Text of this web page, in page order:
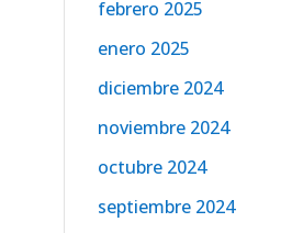
febrero 2025
enero 2025
diciembre 2024
noviembre 2024
octubre 2024
septiembre 2024